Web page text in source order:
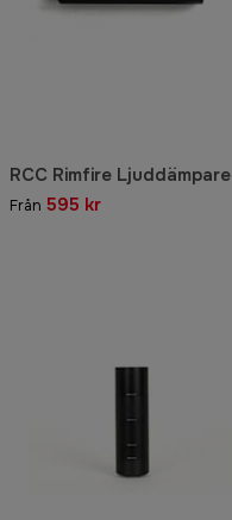
RCC Rimfire Ljuddämpare
Från 595 kr